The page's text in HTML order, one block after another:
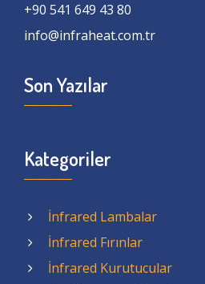
+90 541 649 43 80
info@infraheat.com.tr
Son Yazılar
Kategoriler
İnfrared Lambalar
İnfrared Fırınlar
İnfrared Kurutucular